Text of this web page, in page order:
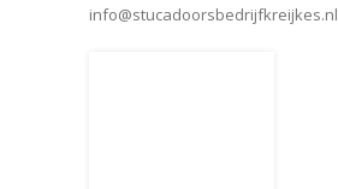
info@stucadoorsbedrijfkreijkes.nl